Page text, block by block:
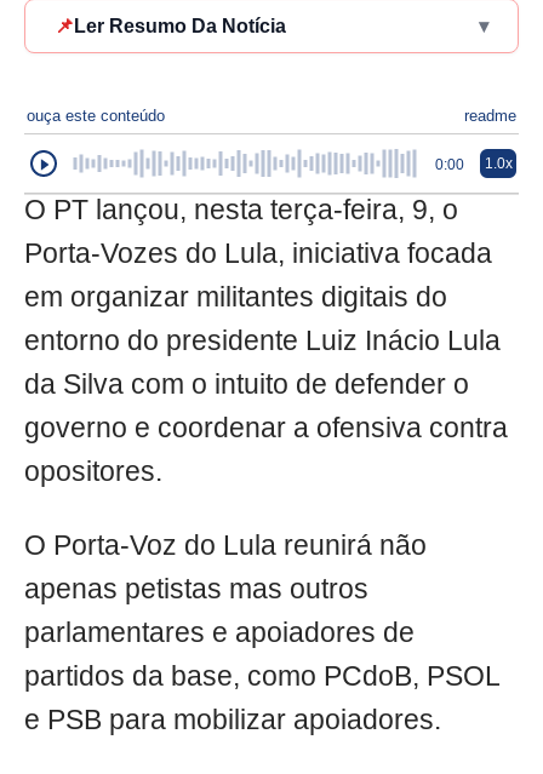
📌 Ler Resumo Da Notícia ▾
ouça este conteúdo readme
0:00 1.0x
O PT lançou, nesta terça-feira, 9, o
Porta-Vozes do Lula, iniciativa focada
em organizar militantes digitais do
entorno do presidente Luiz Inácio Lula
da Silva com o intuito de defender o
governo e coordenar a ofensiva contra
opositores.
O Porta-Voz do Lula reunirá não
apenas petistas mas outros
parlamentares e apoiadores de
partidos da base, como PCdoB, PSOL
e PSB para mobilizar apoiadores.